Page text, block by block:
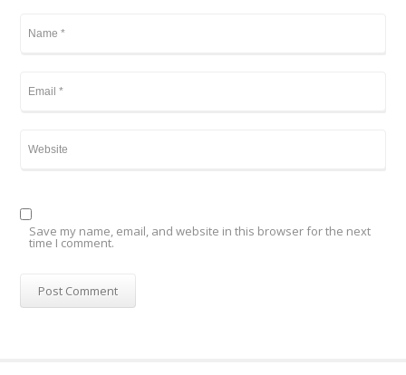
Save my name, email, and website in this browser for the next
time I comment.